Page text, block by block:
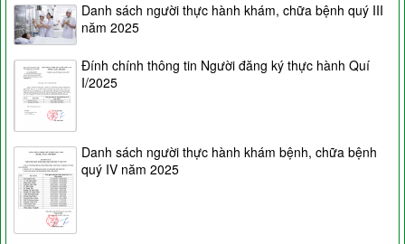
Danh sách người thực hành khám, chữa bệnh quý III
năm 2025
Đính chính thông tin Người đăng ký thực hành Quí
I/2025
Danh sách người thực hành khám bệnh, chữa bệnh
quý IV năm 2025